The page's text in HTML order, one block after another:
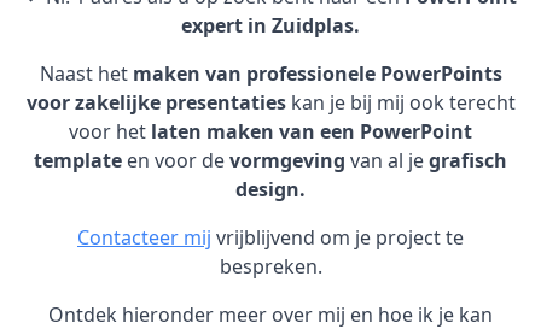
expert in Zuidplas.
Naast het maken van professionele PowerPoints
voor zakelijke presentatieskan je bij mij ook terecht
voor het laten maken van een PowerPoint
template en voor devormgeving van al jegrafisch
design.
Contacteer mij vrijblijvend om je project te
bespreken.
Ontdek hieronder meer over mij en hoe ik je kan